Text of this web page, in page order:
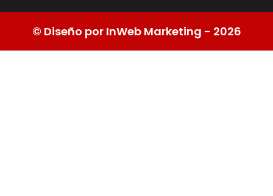
© Diseño por InWeb Marketing - 2026